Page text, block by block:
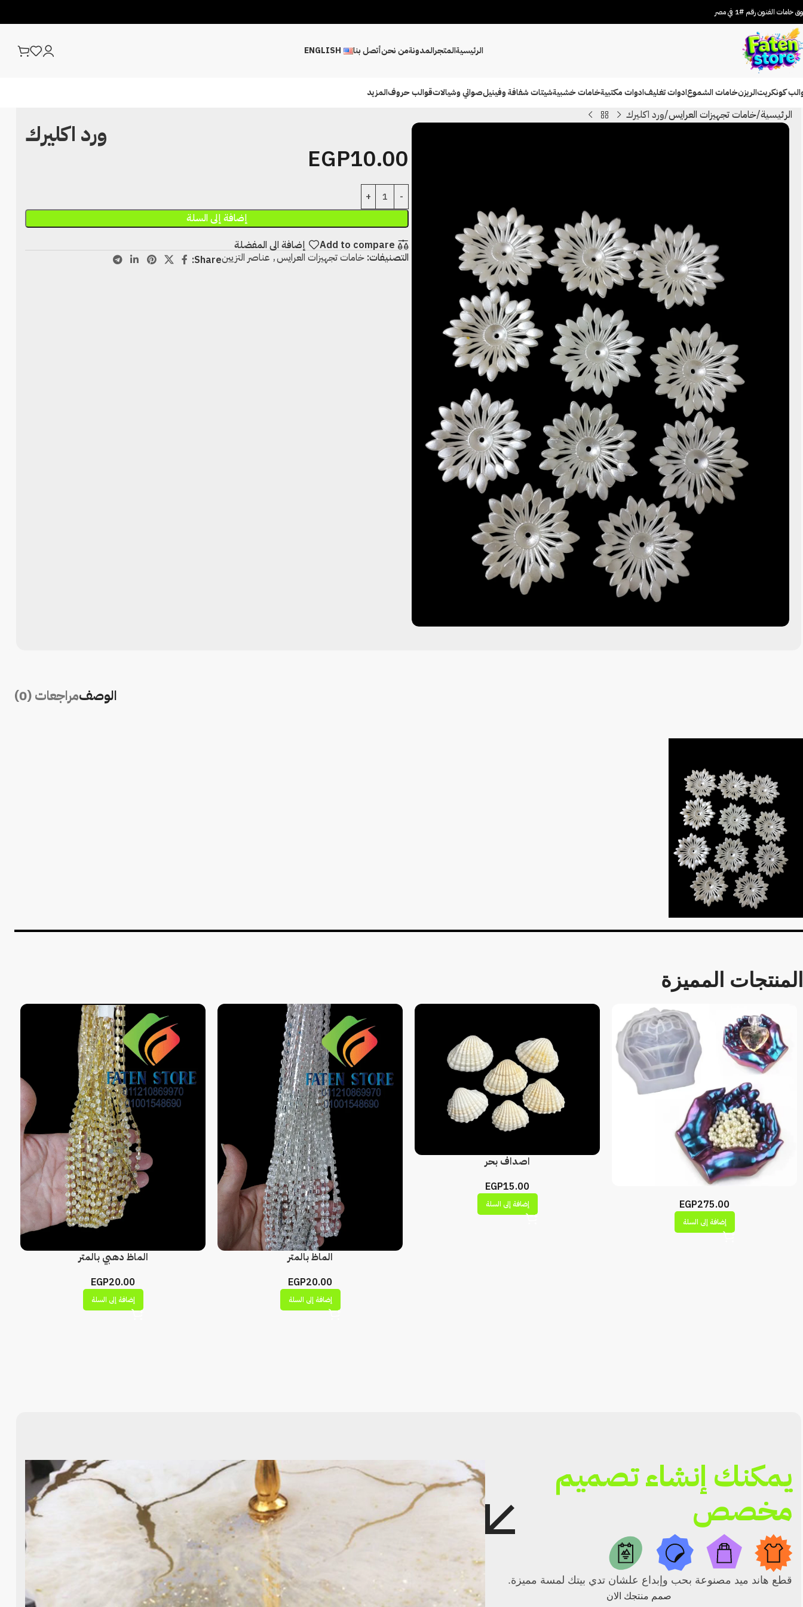
خامات الفنون رقم #1 في مصر
الرئيسيةالمتجرالمدونةمن نحنأتصل بنا ENGLISH
كونكريتالريزنخامات الشموعادوات تغليفادوات مكتبيةخامات خشبيةشيتات شفافة وفينيلصواني وشيالاتقوالب حروفالمزيد
الرئيسية خامات تجهيزات العرايس ورد اكليرك
ورد اكليرك
EGP10.00
إضافة إلى السلة
Add to compare
إضافة الى المفضلة
التصنيفات: خامات تجهيزات العرايس, عناصر التزيينShare:
الوصفمراجعات (0)
المنتجات المميزة
EGP275.00
إضافة إلى السلة
اصداف بحر
EGP15.00
إضافة إلى السلة
الماظ بالمتر
EGP20.00
إضافة إلى السلة
الماظ دهبي بالمتر
EGP20.00
إضافة إلى السلة
يمكنك إنشاء تصميم
مخصص
قطع هاند ميد مصنوعة بحب وإبداع علشان تدي بيتك لمسة مميزة.
صمم منتجك الان